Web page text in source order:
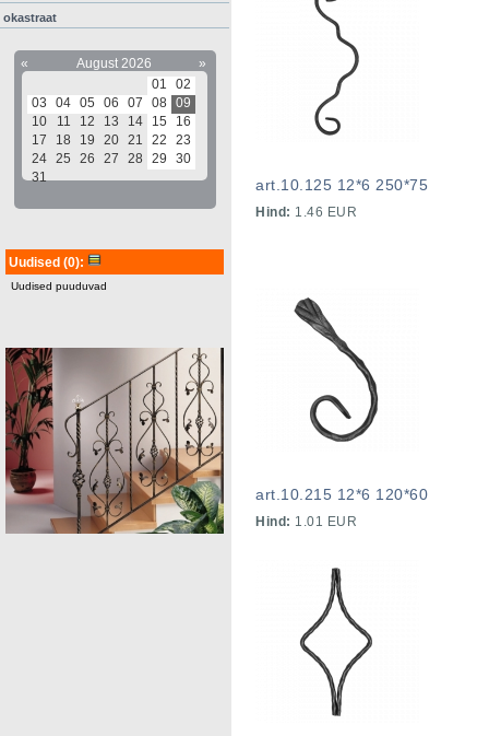
okastraat
« August 2026
»
01
02
03
04 05 06 07 08 09
10
11 12 13 14 15
16
17
18 19 20 21 22
23
24 25 26 27 28 29
30
31
Uudised (0):
Uudised puuduvad
art.10.125 12*6 250*75
Hind: 1.46 EUR
art.10.215 12*6 120*60
Hind: 1.01 EUR